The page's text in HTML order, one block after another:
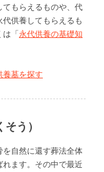
もらえるものや、代
供養してもらえるも
は「永代供養の基礎知
養墓を探す
う）
自然に還す葬法全体
ます。その中で最近